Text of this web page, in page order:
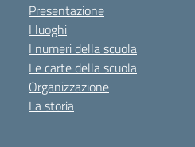
Presentazione
I luoghi
I numeri della scuola
Le carte della scuola
Organizzazione
La storia